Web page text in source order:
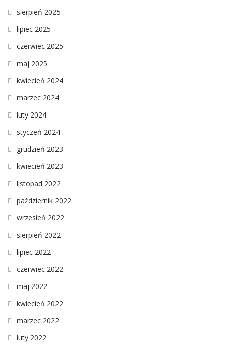
sierpień 2025
lipiec 2025
czerwiec 2025
maj 2025
kwiecień 2024
marzec 2024
luty 2024
styczeń 2024
grudzień 2023
kwiecień 2023
listopad 2022
październik 2022
wrzesień 2022
sierpień 2022
lipiec 2022
czerwiec 2022
maj 2022
kwiecień 2022
marzec 2022
luty 2022